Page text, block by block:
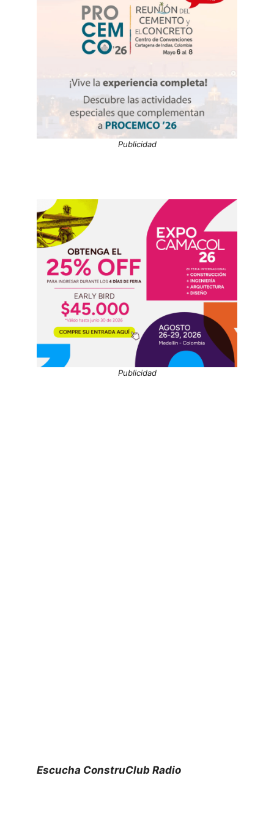
Publicidad
Publicidad
Escucha ConstruClub Radio